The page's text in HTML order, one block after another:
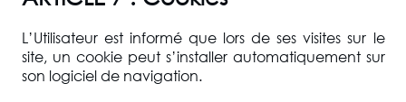
L’Utilisateur est informé que lors de ses visites sur le
site, un cookie peut s’installer automatiquement sur
son logiciel de navigation.